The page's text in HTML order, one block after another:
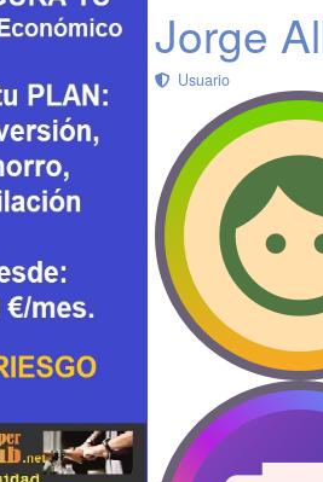
Jorge
Usuario